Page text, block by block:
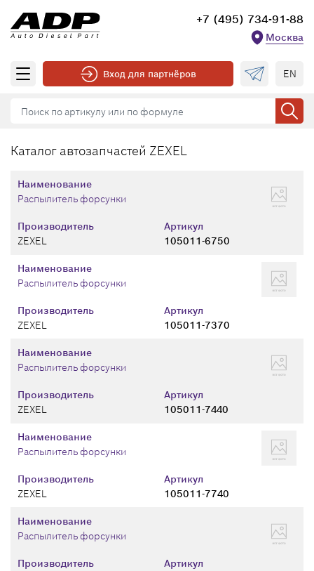
+7 (495) 734-91-88
Москва
Вход для партнёров EN
Каталог автозапчастей ZEXEL
Производитель
ZEXEL
Артикул
105011-6750
Наименование
Распылитель форсунки
Производитель
ZEXEL
Артикул
105011-7370
Наименование
Распылитель форсунки
Производитель
ZEXEL
Артикул
105011-7440
Наименование
Распылитель форсунки
Производитель
ZEXEL
Артикул
105011-7740
Наименование
Распылитель форсунки
Производитель
Артикул
Наименование
Распылитель форсунки